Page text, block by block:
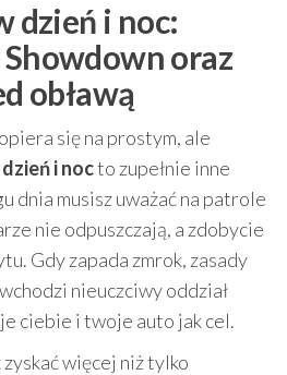
dzień i noc:
oraz
obławą
się na prostym, ale
dzień i nocto zupełnie inne
dnia musisz uważać na patrole
nie odpuszczają, a zdobycie
Gdy zapada zmrok, zasady
nieuczciwy oddział
ciebie i twoje auto jak cel.
więcej niż tylko